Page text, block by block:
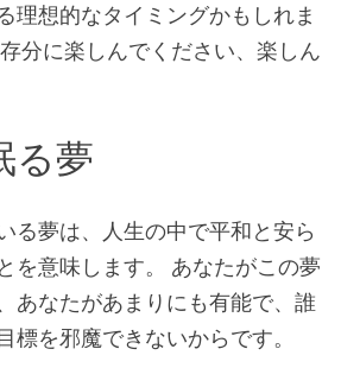
理想的なタイミングかもしれま
分に楽しんでください、楽しん
る夢
る夢は、人生の中で平和と安ら
を意味します。 あなたがこの夢
あなたがあまりにも有能で、誰
標を邪魔できないからです。